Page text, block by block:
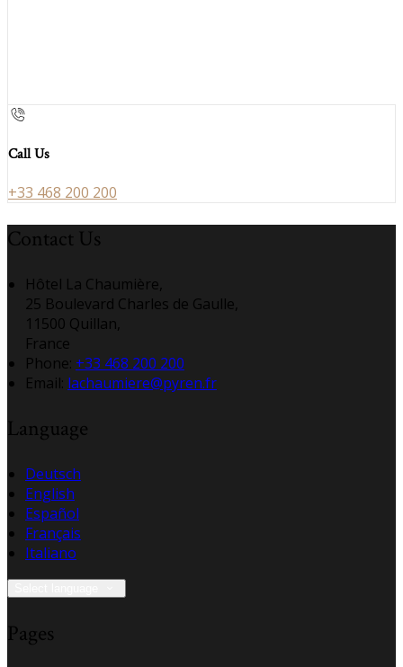
Call Us
+33 468 200 200
Contact Us
Hôtel La Chaumière,
25 Boulevard Charles de Gaulle,
11500 Quillan,
France
Phone: +33 468 200 200
Email: lachaumiere@pyren.fr
Language
Deutsch
English
Español
Français
Italiano
Pages